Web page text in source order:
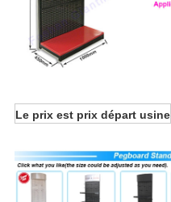
Le prix est prix départ usine